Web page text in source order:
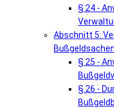
§ 24 -
Abschnitt 5:
§ 25 -
§ 26 -